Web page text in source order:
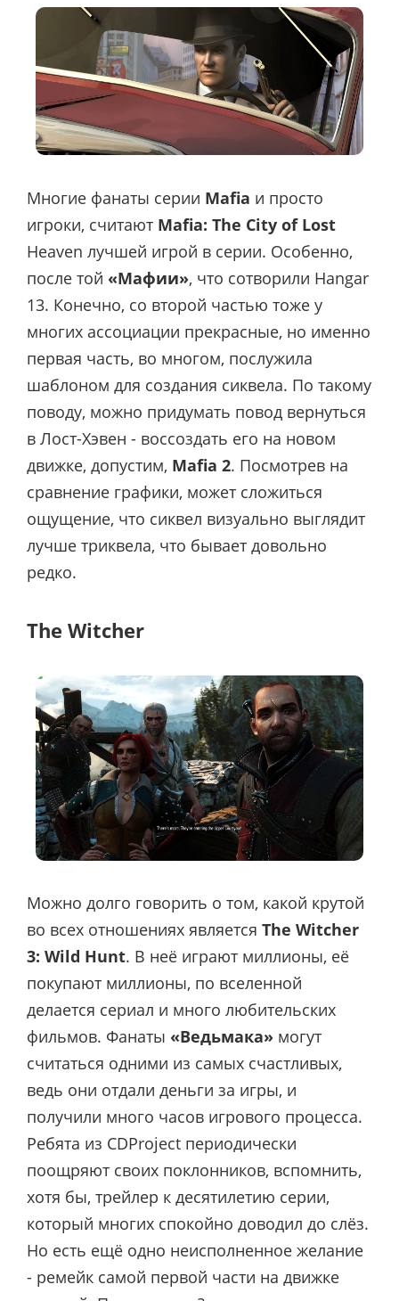
Многие фанаты серии Mafia и просто
игроки, считают Mafia: The City of Lost
Heaven лучшей игрой в серии. Особенно,
после той «Мафии», что сотворили Hangar
13. Конечно, со второй частью тоже у
многих ассоциации прекрасные, но именно
первая часть, во многом, послужила
шаблоном для создания сиквела. По такому
поводу, можно придумать повод вернуться
в Лост-Хэвен - воссоздать его на новом
движке, допустим, Mafia 2. Посмотрев на
сравнение графики, может сложиться
ощущение, что сиквел визуально выглядит
лучше триквела, что бывает довольно
редко.
The Witcher
Можно долго говорить о том, какой крутой
во всех отношениях является The Witcher
3: Wild Hunt. В неё играют миллионы, её
покупают миллионы, по вселенной
делается сериал и много любительских
фильмов. Фанаты «Ведьмака» могут
считаться одними из самых счастливых,
ведь они отдали деньги за игры, и
получили много часов игрового процесса.
Ребята из CDProject периодически
поощряют своих поклонников, вспомнить,
хотя бы, трейлер к десятилетию серии,
который многих спокойно доводил до слёз.
Но есть ещё одно неисполненное желание
- ремейк самой первой части на движке